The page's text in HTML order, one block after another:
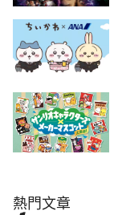
熱門文章